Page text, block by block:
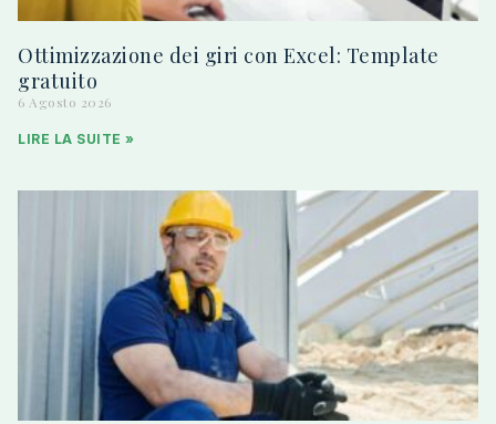
Ottimizzazione dei giri con Excel: Template
gratuito
6 Agosto 2026
LIRE LA SUITE »